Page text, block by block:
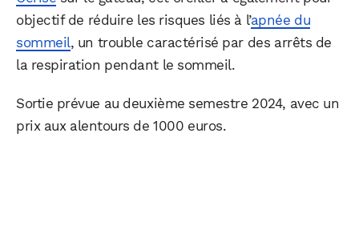
objectif de réduire les risques liés à l’apnée du
sommeil, un trouble caractérisé par des arrêts de
la respiration pendant le sommeil.
Sortie prévue au deuxième semestre 2024, avec un
prix aux alentours de 1000 euros.